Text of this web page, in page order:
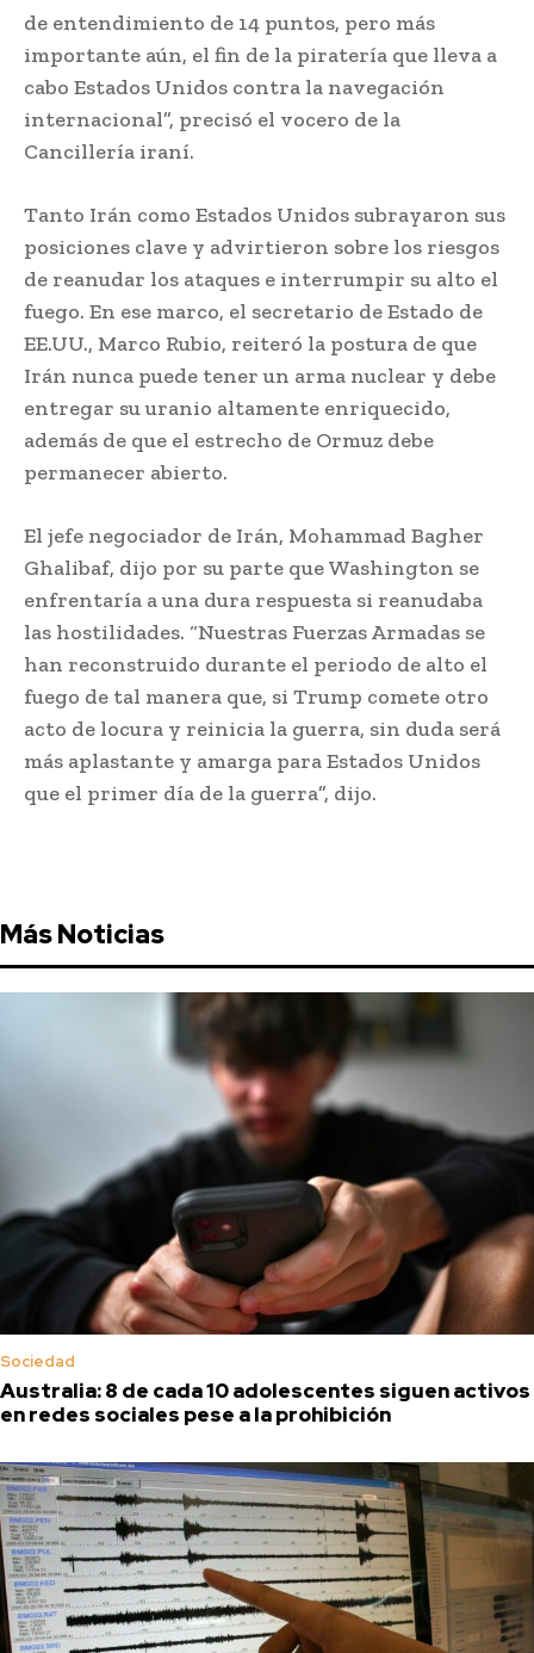
de entendimiento de 14 puntos, pero más
importante aún, el fin de la piratería que lleva a
cabo Estados Unidos contra la navegación
internacional”, precisó el vocero de la
Cancillería iraní.
Tanto Irán como Estados Unidos subrayaron sus
posiciones clave y advirtieron sobre los riesgos
de reanudar los ataques e interrumpir su alto el
fuego. En ese marco, el secretario de Estado de
EE.UU., Marco Rubio, reiteró la postura de que
Irán nunca puede tener un arma nuclear y debe
entregar su uranio altamente enriquecido,
además de que el estrecho de Ormuz debe
permanecer abierto.
El jefe negociador de Irán, Mohammad Bagher
Ghalibaf, dijo por su parte que Washington se
enfrentaría a una dura respuesta si reanudaba
las hostilidades. “Nuestras Fuerzas Armadas se
han reconstruido durante el periodo de alto el
fuego de tal manera que, si Trump comete otro
acto de locura y reinicia la guerra, sin duda será
más aplastante y amarga para Estados Unidos
que el primer día de la guerra”, dijo.
Más Noticias
Sociedad
Australia: 8 de cada 10 adolescentes siguen activos
en redes sociales pese a la prohibición